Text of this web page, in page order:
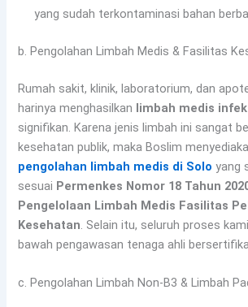
yang sudah terkontaminasi bahan
b. Pengolahan Limbah Medis & Fasilitas
Rumah sakit, klinik, laboratorium, dan
harinya menghasilkan limbah medis
signifikan. Karena jenis limbah ini sangat
kesehatan publik, maka Boslim
pengolahan limbah medis di Solo yang
sesuai Permenkes Nomor 18 Tahun
Pengelolaan Limbah Medis Fasilitas
Kesehatan. Selain itu, seluruh proses
bawah pengawasan tenaga ahli
c. Pengolahan Limbah Non-B3 & Limbah